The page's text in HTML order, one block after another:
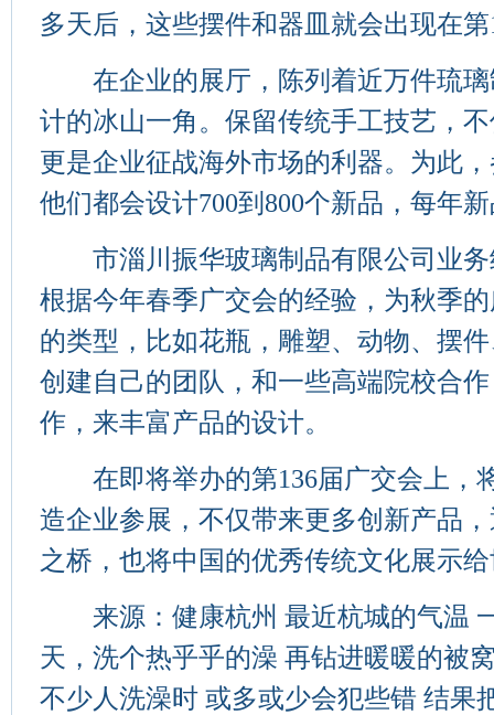
多天后，这些摆件和器皿就会出现在
在企业的展厅，陈列着近万件琉璃
计的冰山一角。保留传统手工技艺，
更是企业征战海外市场的利器。为此
他们都会设计700到800个新品，每年
市淄川振华玻璃制品有限公司业务
根据今年春季广交会的经验，为秋季
的类型，比如花瓶，雕塑、动物、摆
创建自己的团队，和一些高端院校合
作，来丰富产品的设计。
在即将举办的第136届广交会上，
造企业参展，不仅带来更多创新产品
之桥，也将中国的优秀传统文化展示
来源：健康杭州 最近杭城的气温
天，洗个热乎乎的澡 再钻进暖暖的被
不少人洗澡时 或多或少会犯些错 结果